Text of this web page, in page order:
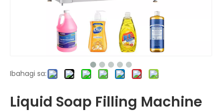
Ibahagi sa:
Liquid Soap Filling Machine